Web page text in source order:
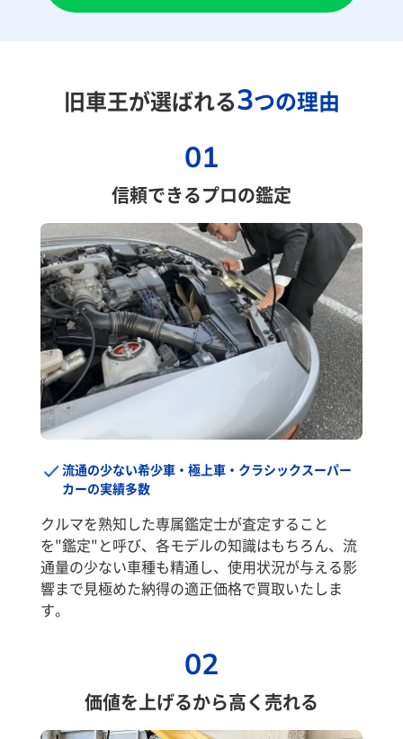
旧車王が選ばれる3つの理由
01
信頼できるプロの鑑定
流通の少ない希少車・極上車・クラシックスーパー
カーの実績多数
クルマを熟知した専属鑑定士が査定すること
を"鑑定"と呼び、各モデルの知識はもちろん、流
通量の少ない車種も精通し、使用状況が与える影
響まで見極めた納得の適正価格で買取いたしま
す。
02
価値を上げるから高く売れる